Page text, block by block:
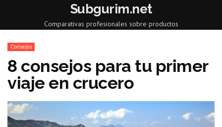
Subgurim.net
Comparativas profesionales sobre productos
Consejos
8 consejos para tu primer
viaje en crucero